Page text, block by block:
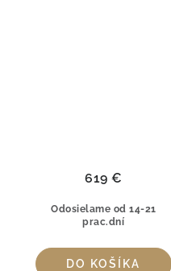
Odosielame od 14-21
prac.dní
619 €
DO KOŠÍKA